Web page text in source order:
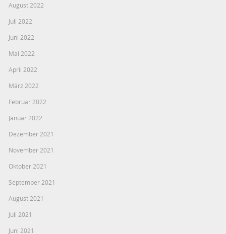
August 2022
Juli 2022
Juni 2022
Mai 2022
April 2022
März 2022
Februar 2022
Januar 2022
Dezember 2021
November 2021
Oktober 2021
September 2021
August 2021
Juli 2021
Juni 2021